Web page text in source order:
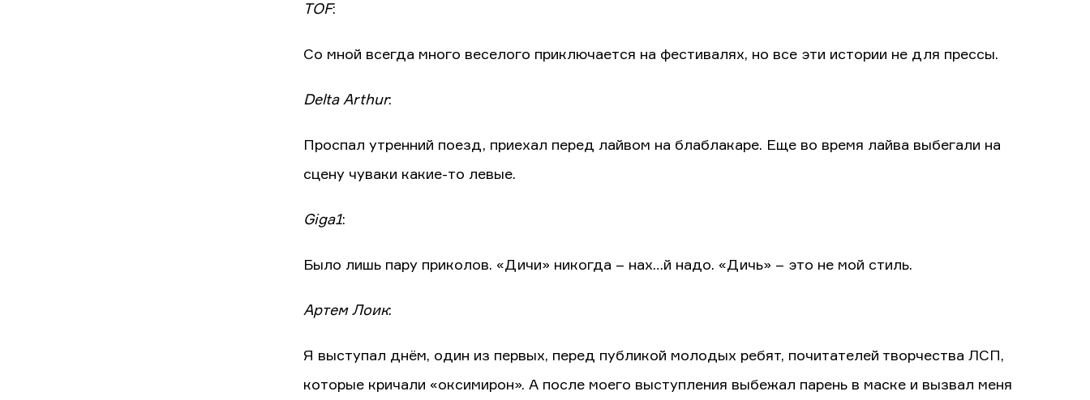
TOF:
Со мной всегда много веселого приключается на фестивалях, но все эти истории не для прессы.
Delta Arthur:
Проспал утренний поезд, приехал перед лайвом на блаблакаре. Еще во время лайва выбегали на
сцену чуваки какие-то левые.
Giga1:
Было лишь пару приколов. «Дичи» никогда – нах…й надо. «Дичь» – это не мой стиль.
Артем Лоик:
Я выступал днём, один из первых, перед публикой молодых ребят, почитателей творчества ЛСП,
которые кричали «оксимирон». А после моего выступления выбежал парень в маске и вызвал меня